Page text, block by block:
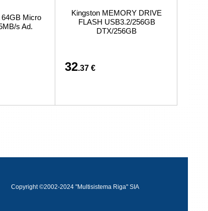
64GB Micro
s Ad.
Kingston MEMORY DRIVE
FLASH USB3.2/256GB
DTX/256GB
32.37 €
Copyright ©2002-2024 "Multisistema Riga" SIA